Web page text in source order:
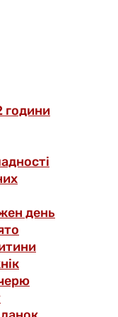
години
день